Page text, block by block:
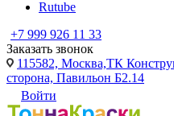
Rutube
+7 999 926 11 33
Заказать звонок
115582, Москва,ТК
сторона, Павильон Б2.14
Войти